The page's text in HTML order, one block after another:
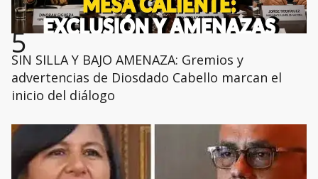
5
SIN SILLA Y BAJO AMENAZA: Gremios y
advertencias de Diosdado Cabello marcan el
inicio del diálogo